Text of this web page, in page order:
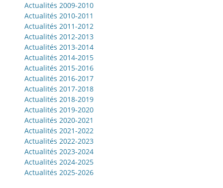
Actualités 2009-2010
Actualités 2010-2011
Actualités 2011-2012
Actualités 2012-2013
Actualités 2013-2014
Actualités 2014-2015
Actualités 2015-2016
Actualités 2016-2017
Actualités 2017-2018
Actualités 2018-2019
Actualités 2019-2020
Actualités 2020-2021
Actualités 2021-2022
Actualités 2022-2023
Actualités 2023-2024
Actualités 2024-2025
Actualités 2025-2026